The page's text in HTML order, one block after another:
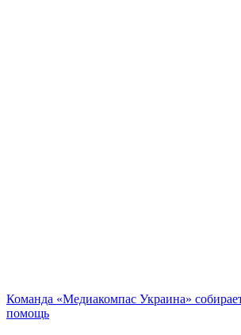
Команда «Медиакомпас Украина»
помощь